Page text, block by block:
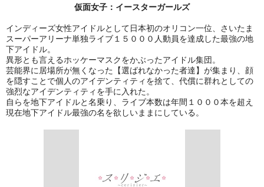
仮面女子： イースターガールズ
インディーズ女性アイドルとして日本初のオリコン一位、さいたま
スーパーアリーナ単独ライブ１５０００人動員を達成した最強の地
下アイドル。
異形とも言えるホッケーマスクをかぶったアイドル集団。
芸能界に居場所が無くなった【選ばれなかった者達】が集まり、顔
を隠すことで個人のアイデンティティを捨て、代償に群れとしての
強烈なアイデンティティを手に入れた。
自らを地下アイドルと名乗り、ライブ本数は年間１０００本を超え
現在地下アイドル最強の名を欲しいままにしている。